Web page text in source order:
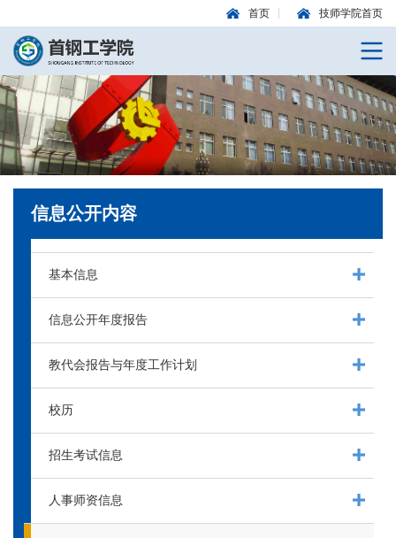
首页 技师学院首页
信息公开内容
基本信息
信息公开年度报告
教代会报告与年度工作计划
校历
招生考试信息
人事师资信息